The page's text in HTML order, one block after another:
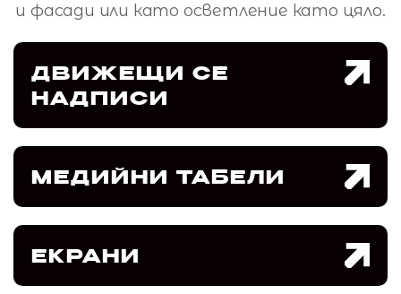
и фасади или като осветление като цяло.
ДВИЖЕЩИ СЕ
НАДПИСИ
МЕДИЙНИ ТАБЕЛИ
ЕКРАНИ